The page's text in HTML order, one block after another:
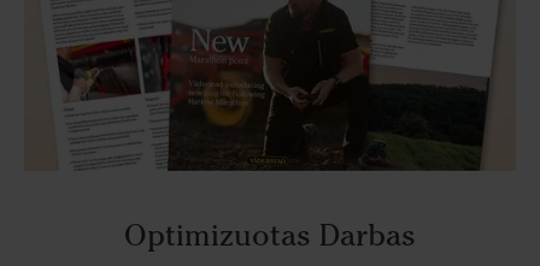
Optimizuotas Darbas